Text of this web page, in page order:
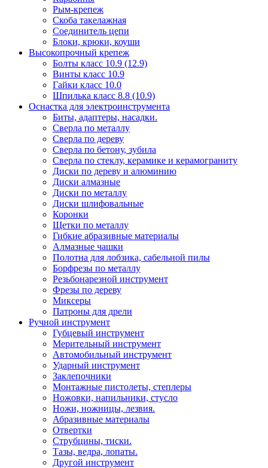
Рым-крепеж
Скоба такелажная
Соединитель цепи
Блоки, крюки, коуши
Высокопрочный крепеж
Болты класс 10.9 (12.9)
Винты класс 10.9
Гайки класс 10.0
Шпилька класс 8.8 (10.9)
Оснастка для электроинструмента
Биты, адаптеры, насадки.
Сверла по металлу
Сверла по дереву
Сверла по бетону, зубила
Сверла по стеклу, керамике и керамограниту
Диски по дереву и алюминию
Диски алмазные
Диски по металлу
Диски шлифовальные
Коронки
Щетки по металлу
Гибкие абразивные материалы
Алмазные чашки
Полотна для лобзика, сабельной пилы
Борфрезы по металлу
Резьбонарезной инструмент
Фрезы по дереву
Миксеры
Патроны для дрели
Ручной инструмент
Губцевый инструмент
Мерительный инструмент
Автомобильный инструмент
Ударный инструмент
Заклепочники
Монтажные пистолеты, степлеры
Ножовки, напильники, стусло
Ножи, ножницы, лезвия.
Абразивные материалы
Отвертки
Cтрубцины, тиски.
Тазы, ведра, лопаты.
Другой инструмент